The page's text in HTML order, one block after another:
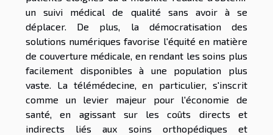
un suivi médical de qualité sans avoir à se
déplacer. De plus, la démocratisation des
solutions numériques favorise l'équité en matière
de couverture médicale, en rendant les soins plus
facilement disponibles à une population plus
vaste. La télémédecine, en particulier, s'inscrit
comme un levier majeur pour l'économie de
santé, en agissant sur les coûts directs et
indirects liés aux soins orthopédiques et